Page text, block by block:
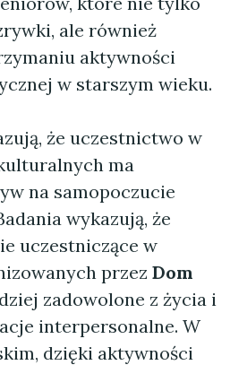
ale również
aktywności
w starszym wieku.
że uczestnictwo w
ma
na samopoczucie
wykazują, że
uczestniczące w
przez Dom
zadowolone z życia i
interpersonalne. W
dzięki aktywności